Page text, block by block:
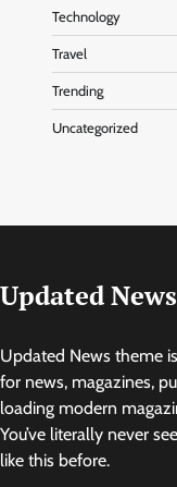
Technology
Travel
Trending
Uncategorized
Updated News
Updated News theme
for news, magazines,
loading modern
You’ve literally never
like this before.